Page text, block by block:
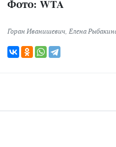
Фото: WTA
Горан Иванишевич, Елена